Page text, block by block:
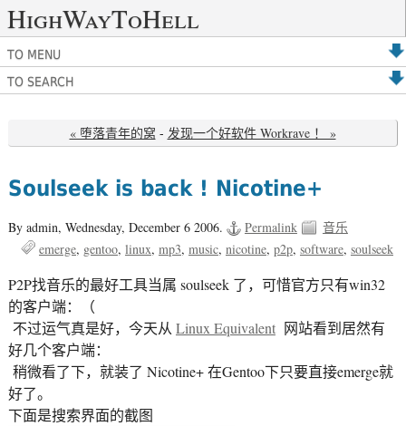
HighWayToHell
TO MENU
TO SEARCH
« 堕落青年的窝 - 发现一个好软件 Workrave ！ »
Soulseek is back ! Nicotine+
By admin, Wednesday, December 6 2006. Permalink
音乐
emerge gentoo linux mp3 music nicotine p2p software soulseek
P2P找音乐的最好工具当属 soulseek 了，可惜官方只有win32
的客户端：（
不过运气真是好，今天从 Linux Equivalent网站看到居然有
好几个客户端：
稍微看了下，就装了 Nicotine+ 在Gentoo下只要直接emerge就
好了。
下面是搜索界面的截图